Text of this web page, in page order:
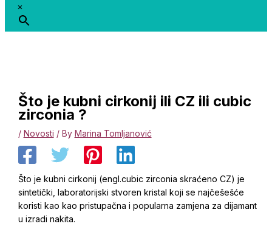
×
Što je kubni cirkonij ili CZ ili cubic
zirconia ?
/ Novosti / By Marina Tomljanović
Što je kubni cirkonij (engl.cubic zirconia skraćeno CZ) je
sintetički, laboratorijski stvoren kristal koji se najčešešće
koristi kao kao pristupačna i popularna zamjena za dijamant
u izradi nakita.